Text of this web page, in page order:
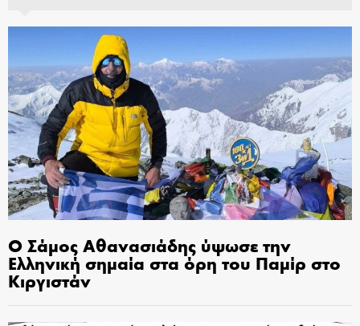
Ο Σάμος Αθανασιάδης ύψωσε την
Ελληνική σημαία στα όρη του Παμίρ στο
Κιργιστάν